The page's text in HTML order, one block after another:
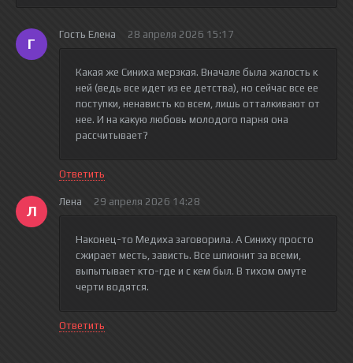
Г
Гость Елена 28 апреля 2026 15:17
Какая же Синиха мерзкая. Вначале была жалость к
ней (ведь все идет из ее детства), но сейчас все ее
поступки, ненависть ко всем, лишь отталкивают от
нее. И на какую любовь молодого парня она
рассчитывает?
Ответить
Л
Лена 29 апреля 2026 14:28
Наконец-то Медиха заговорила. А Синиху просто
сжирает месть, зависть. Все шпионит за всеми,
выпытывает кто-где и с кем был. В тихом омуте
черти водятся.
Ответить